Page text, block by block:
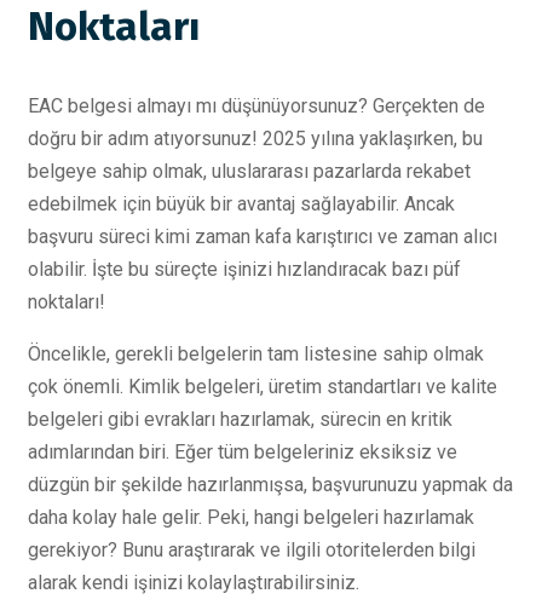
Noktaları
EAC belgesi almayı mı düşünüyorsunuz? Gerçekten de
doğru bir adım atıyorsunuz! 2025 yılına yaklaşırken, bu
belgeye sahip olmak, uluslararası pazarlarda rekabet
edebilmek için büyük bir avantaj sağlayabilir. Ancak
başvuru süreci kimi zaman kafa karıştırıcı ve zaman alıcı
olabilir. İşte bu süreçte işinizi hızlandıracak bazı püf
noktaları!
Öncelikle, gerekli belgelerin tam listesine sahip olmak
çok önemli. Kimlik belgeleri, üretim standartları ve kalite
belgeleri gibi evrakları hazırlamak, sürecin en kritik
adımlarından biri. Eğer tüm belgeleriniz eksiksiz ve
düzgün bir şekilde hazırlanmışsa, başvurunuzu yapmak da
daha kolay hale gelir. Peki, hangi belgeleri hazırlamak
gerekiyor? Bunu araştırarak ve ilgili otoritelerden bilgi
alarak kendi işinizi kolaylaştırabilirsiniz.